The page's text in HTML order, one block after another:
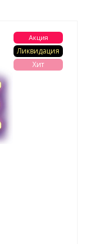
Акция
Ликвидация
Хит